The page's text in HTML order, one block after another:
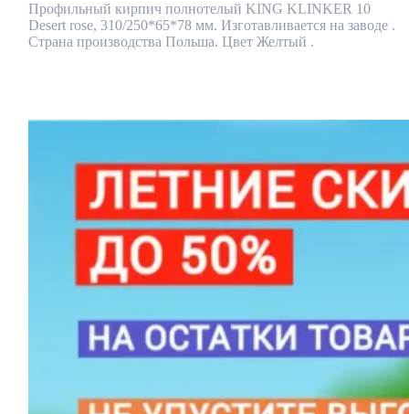
Профильный кирпич полнотелый KING KLINKER 10
Desert rose, 310/250*65*78 мм. Изготавливается на заводе .
Страна производства Польша. Цвет Желтый .